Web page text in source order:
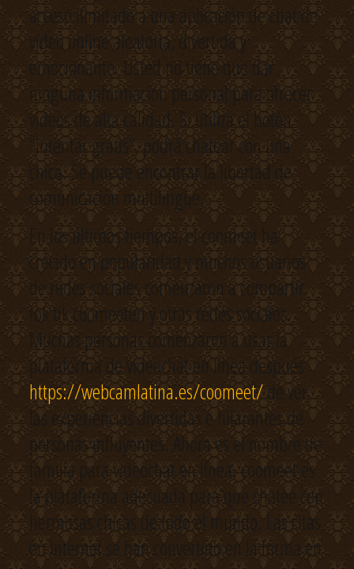
acceso ilimitado a una aplicación de chat de
vídeo online aleatoria, divertida y
emocionante. Usted no tiene que dar
ninguna información personal para ofrecer
videos de alta calidad. Si utiliza el botón
“intentar gratis”, podrá chatear con una
chica. Se puede encontrar la libertad de
comunicación multilingüe.
En los últimos tiempos, el coomeet ha
crecido en popularidad y muchos usuarios
de redes sociales comenzaron a compartir
tok tik coomeeten y otras redes sociales.
Muchas personas comenzaron a usar la
plataforma de videochat en línea después
https://webcamlatina.es/coomeet/de ver
las experiencias divertidas e hilarantes de
personas influyentes. Ahora es el nombre de
familia para videochat en línea. coomeet es
la plataforma adecuada para que chatee con
hermosas chicas de todo el mundo. Las citas
en Internet se han convertido en la forma en